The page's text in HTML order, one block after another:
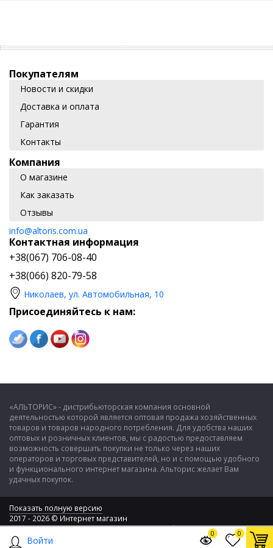
Войти
0
0
Покупателям
Новости и скидки
Доставка и оплата
Гарантия
Контакты
Компания
О магазине
Как заказать
Отзывы
info@altoris.com.ua
Контактная информация
+38(067) 706-08-40
+38(066) 820-79-58
Николаев, ул. Автомобильная, 10
Присоединяйтесь к нам:
«АЛЬТОРИС» - дистрибьюторская компания основной
деятельностью которой является оптовая продажа хозяйственных
товаров и товаров народного потребления. Для удобства наших
оптовых и розничных клиентов, мы с радостью предоставляем
возможность совершать покупки не только через наших
операторов и торговых представителей, но и с помощью удобного
и функционального интернет магазина. Альторис желает Вам
удачных покупок.
Показать полную версию
2017 - 2026 © Интернет магазин
ООО "Альторис" - хозяйственные товары и бытовая техника